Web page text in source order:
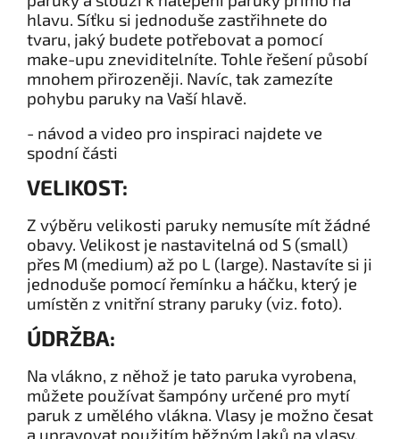
hlavu. Síťku si jednoduše zastřihnete do
tvaru, jaký budete potřebovat a pomocí
make-upu zneviditelníte. Tohle řešení působí
mnohem přirozeněji. Navíc, tak zamezíte
pohybu paruky na Vaší hlavě.
- návod a video pro inspiraci najdete ve
spodní části
VELIKOST:
Z výběru velikosti paruky nemusíte mít žádné
obavy. Velikost je nastavitelná od S (small)
přes M (medium) až po L (large). Nastavíte si ji
jednoduše pomocí řemínku a háčku, který je
umístěn z vnitřní strany paruky (viz. foto).
ÚDRŽBA:
Na vlákno, z něhož je tato paruka vyrobena,
můžete používat šampóny určené pro mytí
paruk z umělého vlákna. Vlasy je možno česat
a upravovat použitím běžným laků na vlasy.